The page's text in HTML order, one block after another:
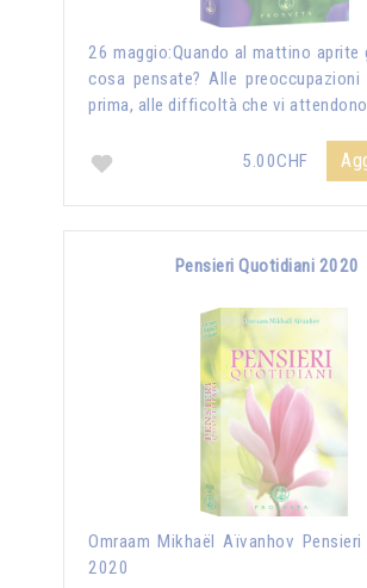
26 maggio:Quando al mattino aprite
cosa pensate? Alle preoccupazioni
prima, alle difficoltà che vi
5.00CHF
Pensieri Quotidiani 2020
Omraam Mikhaël Aïvanhov
2020